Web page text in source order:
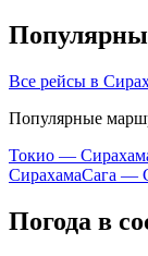
Все рейсы в
Популярные
Токио —
СирахамаСага —
Погода в